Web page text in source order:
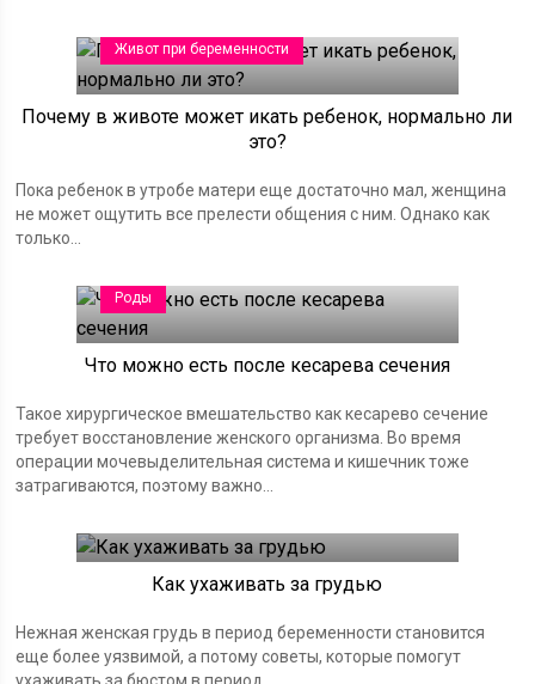
Живот при беременности
Почему в животе может икать ребенок, нормально ли
это?
Пока ребенок в утробе матери еще достаточно мал, женщина
не может ощутить все прелести общения с ним. Однако как
только...
Роды
Что можно есть после кесарева сечения
Такое хирургическое вмешательство как кесарево сечение
требует восстановление женского организма. Во время
операции мочевыделительная система и кишечник тоже
затрагиваются, поэтому важно...
Как ухаживать за грудью
Нежная женская грудь в период беременности становится
еще более уязвимой, а потому советы, которые помогут